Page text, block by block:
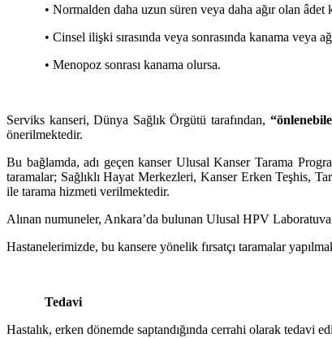
• Normalden daha uzun süren veya daha ağır olan âdet
• Cinsel ilişki sırasında veya sonrasında kanama veya
• Menopoz sonrası kanama olursa.
Serviks kanseri, Dünya Sağlık Örgütü tarafından,
önerilmektedir.
Bu bağlamda, adı geçen kanser Ulusal Kanser Tarama
taramalar; Sağlıklı Hayat Merkezleri, Kanser Erken Teşhis,
ile tarama hizmeti verilmektedir.
Alınan numuneler, Ankara’da bulunan Ulusal HPV
Hastanelerimizde, bu kansere yönelik fırsatçı taramalar
Tedavi
Hastalık, erken dönemde saptandığında cerrahi olarak